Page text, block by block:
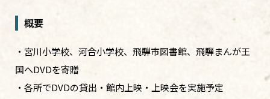
概要
・宮川小学校、河合小学校、飛騨市図書館、飛騨まんが王
国へDVDを寄贈
・各所でDVDの貸出・館内上映・上映会を実施予定